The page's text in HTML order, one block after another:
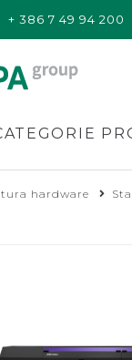
+ 386 7 49 94 200
hardware